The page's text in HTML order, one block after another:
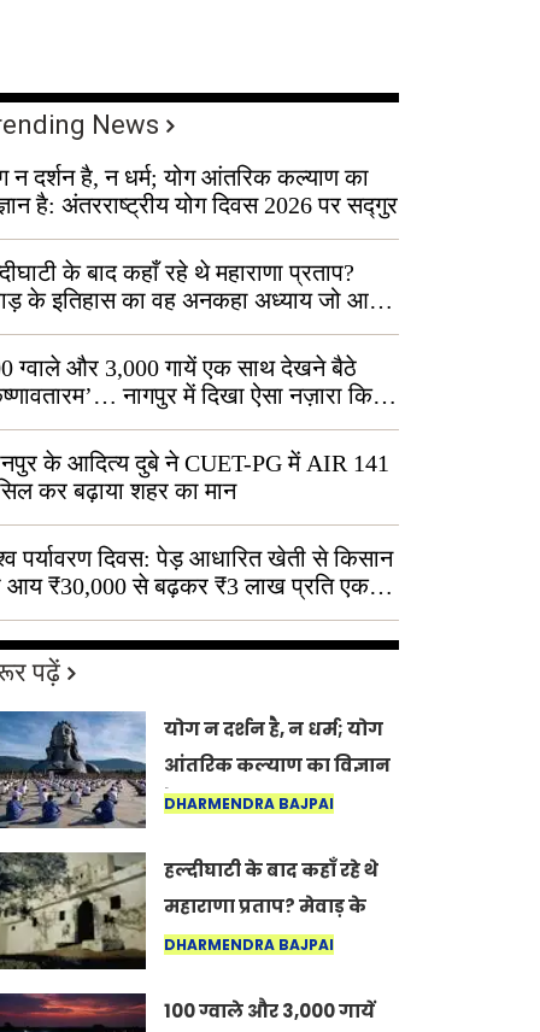
News
न दर्शन है, न धर्म; योग आंतरिक कल्याण का
है: अंतरराष्ट्रीय योग दिवस 2026 पर सद्गुर
के बाद कहाँ रहे थे महाराणा प्रताप?
के इतिहास का वह अनकहा अध्याय जो आज
में जीवित है
ग्वाले और 3,000 गायें एक साथ देखने बैठे
नागपुर में दिखा ऐसा नज़ारा कि
बोले, “ऐसा तो सिर्फ़ कृष्ण ही कर सकते हैं”
के आदित्य दुबे ने CUET-PG में AIR 141
कर बढ़ाया शहर का मान
पर्यावरण दिवस: पेड़ आधारित खेती से किसान
आय ₹30,000 से बढ़कर ₹3 लाख प्रति एकड़
पढ़ें
योग न दर्शन है, न धर्म; योग
आंतरिक कल्याण का विज्ञान
है: अंतरराष्ट्रीय योग दिवस
DHARMENDRA BAJPAI
हल्दीघाटी के बाद कहाँ रहे थे
महाराणा प्रताप? मेवाड़ के
इतिहास का वह अनकहा
में जीवित है
DHARMENDRA BAJPAI
100 ग्वाले और 3,000 गायें